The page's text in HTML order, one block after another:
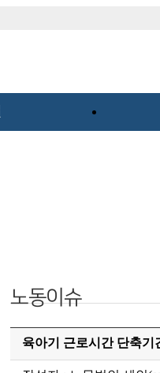
노동이슈
육아기 근로시간 단축기